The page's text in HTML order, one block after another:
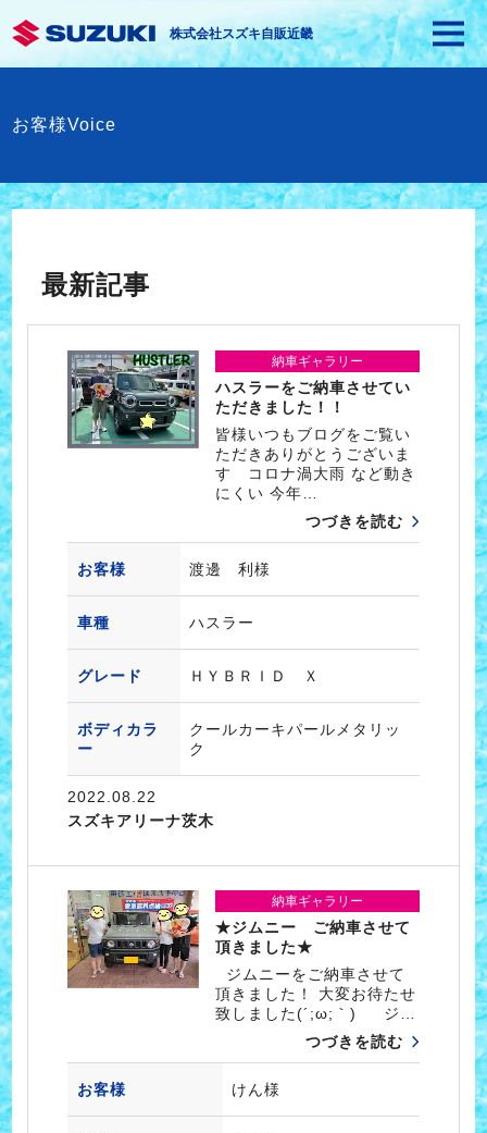
株式会社スズキ自販近畿
お客様Voice
最新記事
納車ギャラリー
ハスラーをご納車させてい
ただきました！！
皆様いつもブログをご覧い
ただきありがとうございま
す コロナ渦大雨 など動き
にくい 今年…
つづきを読む
お客様 渡邊 利様
車種 ハスラー
グレード ＨＹＢＲＩＤ Ｘ
ボディカラ
ー
クールカーキパールメタリッ
ク
2022.08.22
スズキアリーナ茨木
納車ギャラリー
★ジムニー ご納車させて
頂きました★
ジムニーをご納車させて
頂きました！ 大変お待たせ
致しました(´;ω;｀) ジ…
つづきを読む
お客様 けん様